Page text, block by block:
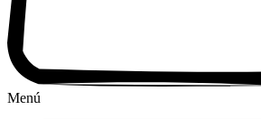
Menú